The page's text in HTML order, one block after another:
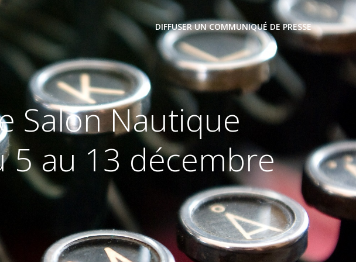
DIFFUSER UN COMMUNIQUÉ DE PRESSE
Salon Nautique
5 au 13 décembre